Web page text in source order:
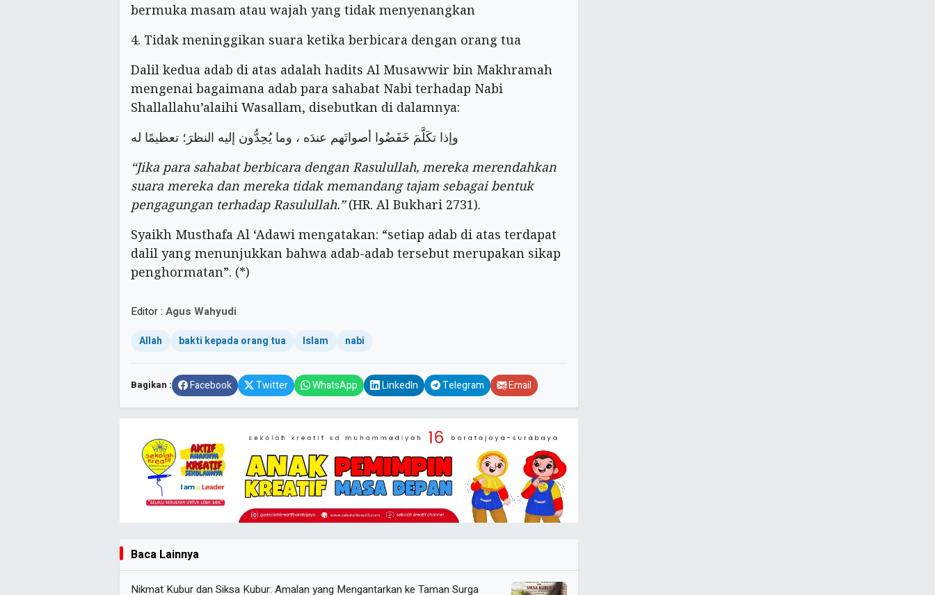
bermuka masam atau wajah yang tidak menyenangkan
4. Tidak meninggikan suara ketika berbicara dengan orang tua
Dalil kedua adab di atas adalah hadits Al Musawwir bin Makhramah
mengenai bagaimana adab para sahabat Nabi terhadap Nabi
Shallallahu’alaihi Wasallam, disebutkan di dalamnya:
وإذا تكَلَّمَ خَفَضُوا أصواتَهم عندَه ، وما يُحِدُّون إليه النظرَ؛ تعظيمًا له
“Jika para sahabat berbicara dengan Rasulullah, mereka merendahkan
suara mereka dan mereka tidak memandang tajam sebagai bentuk
pengagungan terhadap Rasulullah.”(HR. Al Bukhari 2731).
Syaikh Musthafa Al ‘Adawi mengatakan: “setiap adab di atas terdapat
dalil yang menunjukkan bahwa adab-adab tersebut merupakan sikap
penghormatan”. (*)
Editor : Agus Wahyudi
Allah bakti kepada orang tua Islam nabi
Bagikan : Facebook Twitter WhatsApp LinkedIn Telegram Email
Baca Lainnya
Nikmat Kubur dan Siksa Kubur: Amalan yang Mengantarkan ke Taman Surga